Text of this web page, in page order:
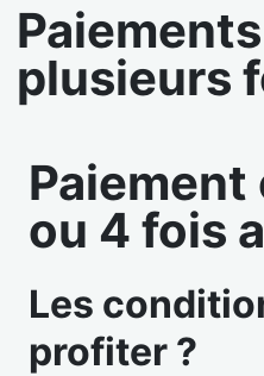
plusieurs
Paiement
ou 4 fois
Les
profiter ?